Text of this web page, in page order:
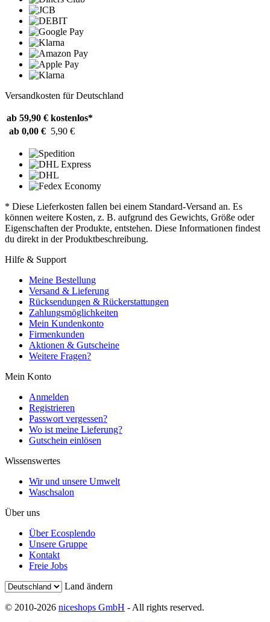
Versandkosten für Deutschland
ab 59,90 € kostenlos*
ab 0,00 € 5,90 €
* Diese Lieferkosten fallen bei einem Standard-Versand an. Es
können weitere Kosten, z. B. aufgrund des Gewichts, Größe oder
Eigenschaften der Produkte, entstehen. Diese Informationen findest
du direkt in der Produktbeschreibung.
Hilfe & Support
Meine Bestellung
Versand & Lieferung
Rücksendungen & Rückerstattungen
Zahlungsmöglichkeiten
Mein Kundenkonto
Firmenkunden
Aktionen & Gutscheine
Weitere Fragen?
Mein Konto
Anmelden
Registrieren
Passwort vergessen?
Wo ist meine Lieferung?
Gutschein einlösen
Wissenswertes
Wir und unsere Umwelt
Waschsalon
Über uns
Über Ecosplendo
Unsere Gruppe
Kontakt
Freie Jobs
Land ändern
© 2010-2026 niceshops GmbH - All rights reserved.